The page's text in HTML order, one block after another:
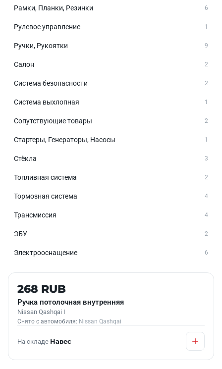
Рамки, Планки, Резинки 6
Рулевое управление 1
Ручки, Рукоятки 9
Салон 2
Система безопасности 2
Система выхлопная 1
Сопутствующие товары 2
Стартеры, Генераторы, Насосы 1
Стёкла 3
Топливная система 2
Тормозная система 4
Трансмиссия 4
ЭБУ 2
Электрооснащение 6
Б/У В НАЛИЧИИ
268 RUB
Ручка потолочная внутренняя
Nissan Qashqai I
Снято с автомобиля: Nissan Qashqai
На складе Навес